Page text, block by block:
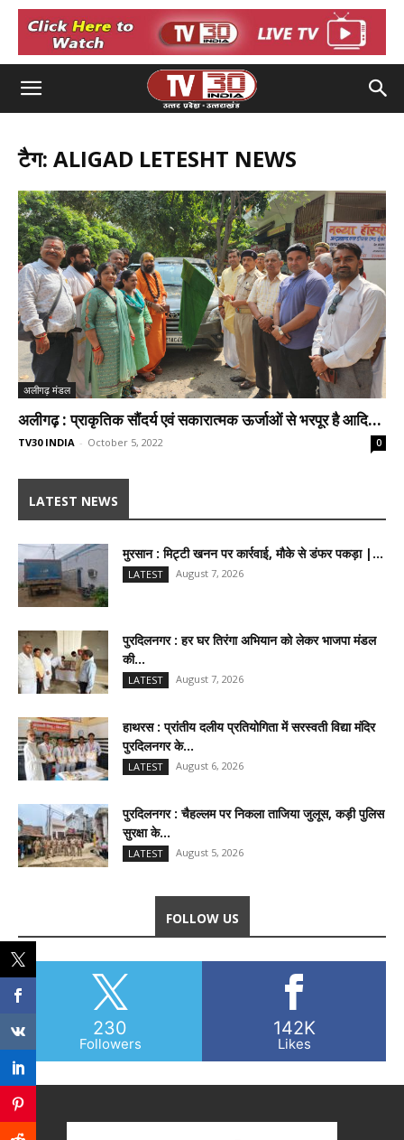
टैग: ALIGAD LETESHT NEWS
अलीगढ़ मंडल
अलीगढ़ : प्राकृतिक सौंदर्य एवं सकारात्मक ऊर्जाओं से भरपूर है आदि...
TV30 INDIA - October 5, 2022 0
LATEST NEWS
मुरसान : मिट्टी खनन पर कार्रवाई, मौके से डंफर पकड़ा |...
LATEST August 7, 2026
पुरदिलनगर : हर घर तिरंगा अभियान को लेकर भाजपा मंडल
की...
LATEST August 7, 2026
हाथरस : प्रांतीय दलीय प्रतियोगिता में सरस्वती विद्या मंदिर
पुरदिलनगर के...
LATEST August 6, 2026
पुरदिलनगर : चैहल्लम पर निकला ताजिया जुलूस, कड़ी पुलिस
सुरक्षा के...
LATEST August 5, 2026
FOLLOW US
230
Followers
142K
Likes